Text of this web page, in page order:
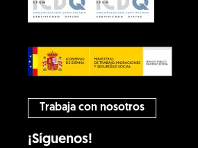
Trabaja con nosotros
¡Síguenos!